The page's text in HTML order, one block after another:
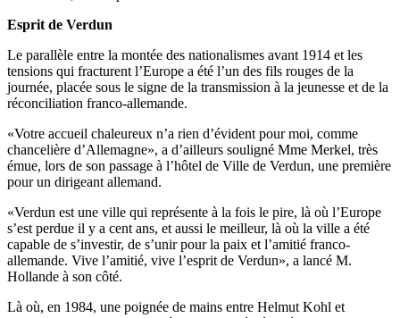
Esprit de Verdun
Le parallèle entre la montée des nationalismes avant 1914 et les
tensions qui fracturent l’Europe a été l’un des fils rouges de la
journée, placée sous le signe de la transmission à la jeunesse et de la
réconciliation franco-allemande.
«Votre accueil chaleureux n’a rien d’évident pour moi, comme
chancelière d’Allemagne», a d’ailleurs souligné Mme Merkel, très
émue, lors de son passage à l’hôtel de Ville de Verdun, une première
pour un dirigeant allemand.
«Verdun est une ville qui représente à la fois le pire, là où l’Europe
s’est perdue il y a cent ans, et aussi le meilleur, là où la ville a été
capable de s’investir, de s’unir pour la paix et l’amitié franco-
allemande. Vive l’amitié, vive l’esprit de Verdun», a lancé M.
Hollande à son côté.
Là où, en 1984, une poignée de mains entre Helmut Kohl et